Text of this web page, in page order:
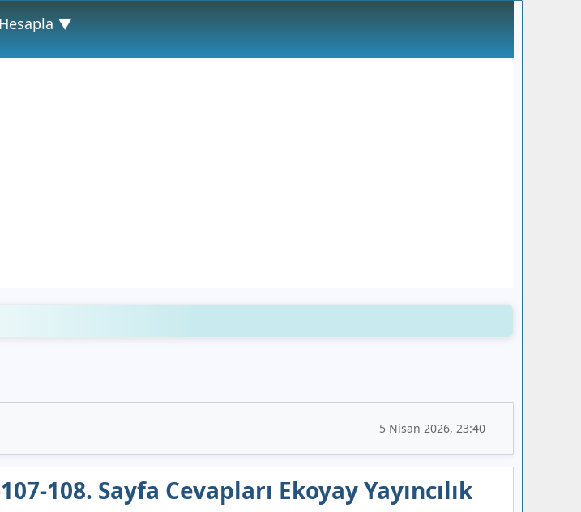
Hesapla ▼
5 Nisan 2026, 23:40
108. Sayfa Cevapları Ekoyay Yayıncılık